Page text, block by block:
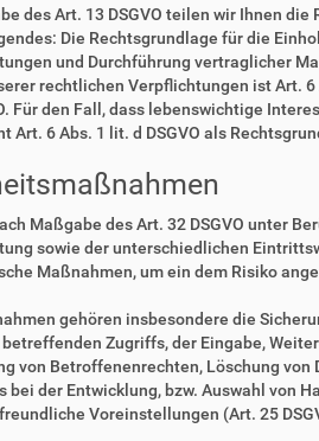
des Art. 13 DSGVO teilen wir Ihnen
Die Rechtsgrundlage für die
und Durchführung vertraglicher
rechtlichen Verpflichtungen ist Art.
Für den Fall, dass lebenswichtige
Art. 6 Abs. 1 lit. d DSGVO als
Maßgabe des Art. 32 DSGVO unter
sowie der unterschiedlichen
Maßnahmen, um ein dem Risiko
gehören insbesondere die
Zugriffs, der Eingabe,
von Betroffenenrechten, Löschung
bei der Entwicklung, bzw. Auswahl von
Voreinstellungen (Art. 25